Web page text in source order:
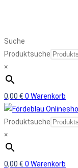
Suche
Produktsuche
×
0,00 € 0 Warenkorb
Produktsuche
×
0,00 € 0 Warenkorb